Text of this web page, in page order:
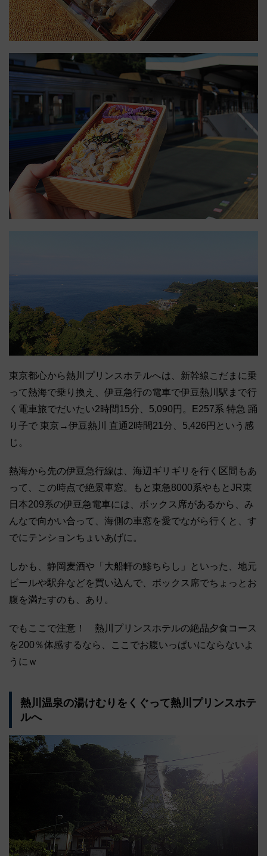
東京都心から熱川プリンスホテルへは、新幹線こだまに乗
って熱海で乗り換え、伊豆急行の電車で伊豆熱川駅まで行
く電車旅でだいたい2時間15分、5,090円。E257系 特急 踊
り子で 東京→伊豆熱川 直通2時間21分、5,426円という感
じ。
熱海から先の伊豆急行線は、海辺ギリギリを行く区間もあ
って、この時点で絶景車窓。もと東急8000系やもとJR東
日本209系の伊豆急電車には、ボックス席があるから、み
んなで向かい合って、海側の車窓を愛でながら行くと、す
でにテンションちょいあげに。
しかも、静岡麦酒や「大船軒の鯵ちらし」といった、地元
ビールや駅弁などを買い込んで、ボックス席でちょっとお
腹を満たすのも、あり。
でもここで注意！ 熱川プリンスホテルの絶品夕食コース
を200％体感するなら、ここでお腹いっぱいにならないよ
うにｗ
熱川温泉の湯けむりをくぐって熱川プリンスホテ
ルへ